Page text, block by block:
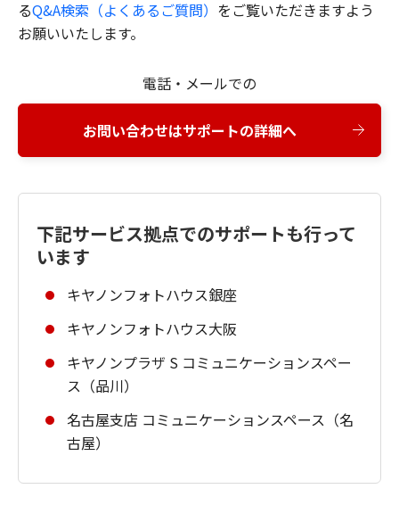
るQ&A検索（よくあるご質問） をご覧いただきますよう
お願いいたします。
電話・メールでの
お問い合わせはサポートの詳細へ
下記サービス拠点でのサポートも行って
います
キヤノンフォトハウス銀座
キヤノンフォトハウス大阪
キヤノンプラザ S コミュニケーションスペー
ス（品川）
名古屋支店 コミュニケーションスペース（名
古屋）